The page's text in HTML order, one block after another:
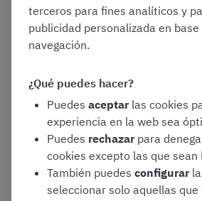
diálogo. El escritorio y sus
menú inicio. Copilot
El explorador de Windows
búsqueda. Herramientas «Este
«Acceso rápido». Accesorios.
del sistema
Procesadores de texto: Word
Principales funciones y
estructuración del documento.
grabación, recuperación e
terceros para fines analíticos y
publicidad personalizada en
navegación.
¿Qué puedes hacer?
Puedes aceptar las cookies
experiencia en la web sea
Puedes rechazar para
cookies excepto las que
También puedes configurar
seleccionar solo aquellas